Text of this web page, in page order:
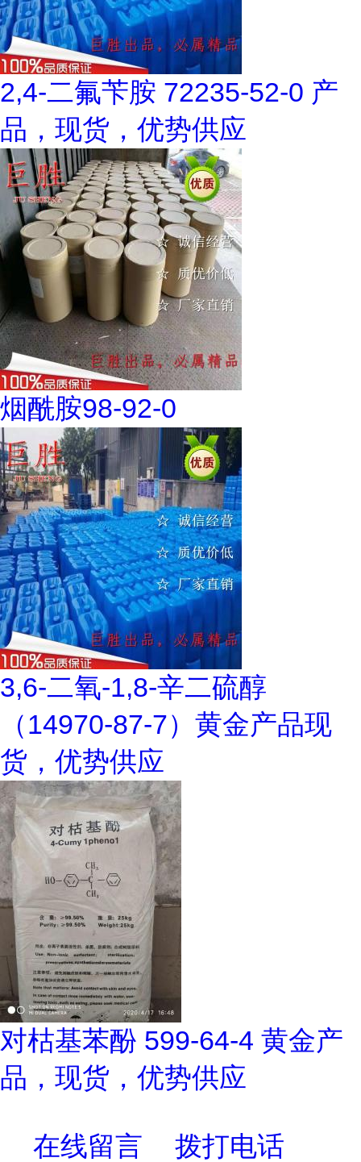
2,4-二氟苄胺 72235-52-0 产
品，现货，优势供应
烟酰胺98-92-0
3,6-二氧-1,8-辛二硫醇
（14970-87-7）黄金产品现
货，优势供应
对枯基苯酚 599-64-4 黄金产
品，现货，优势供应
在线留言 拨打电话